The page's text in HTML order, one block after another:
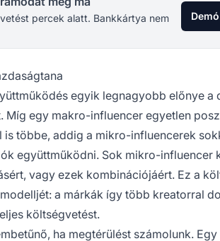
percek alatt. Bankkártya nem
egyik legnagyobb előnye
Míg egy makro-influencer egyetlen
is többe, addig a mikro-influencerek
együttműködni. Sok mikro-influencer
vagy ezek kombinációjáért. Ez a
a márkák így több kreatorral
költségvetést.
ha megtérülést számolunk.